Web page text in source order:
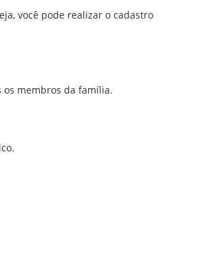
você pode realizar o cadastro
os membros da família.